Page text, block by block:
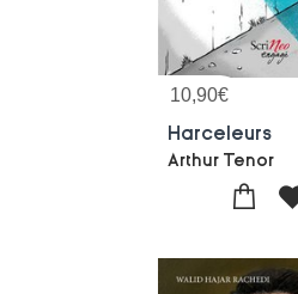
10,90€
Harceleurs
Arthur Tenor